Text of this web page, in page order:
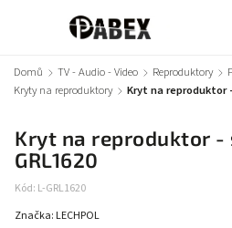
Domů / TV - Audio - Video / Reproduktory /
Kryty na reproduktory / Kryt na reproduktor
Kryt na reproduktor -
GRL1620
Kód: L-GRL1620
Značka: LECHPOL